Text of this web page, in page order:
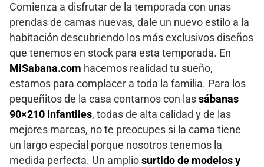
Comienza a disfrutar de la temporada con unas
prendas de camas nuevas, dale un nuevo estilo a la
habitación descubriendo los más exclusivos diseños
que tenemos en stock para esta temporada. En
MiSabana.com hacemos realidad tu sueño,
estamos para complacer a toda la familia. Para los
pequeñitos de la casa contamos con las sábanas
90×210 infantiles, todas de alta calidad y de las
mejores marcas, no te preocupes si la cama tiene
un largo especial porque nosotros tenemos la
medida perfecta. Un amplio surtido de modelos y